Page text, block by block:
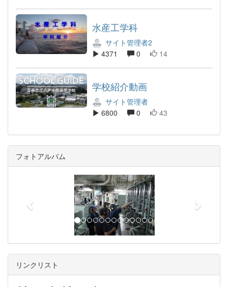
水産工学科
サイト管理者2
4371
0 14
学校紹介動画
サイト管理者
6800
0 43
フォトアルバム
e
o
u
x
リンクリスト